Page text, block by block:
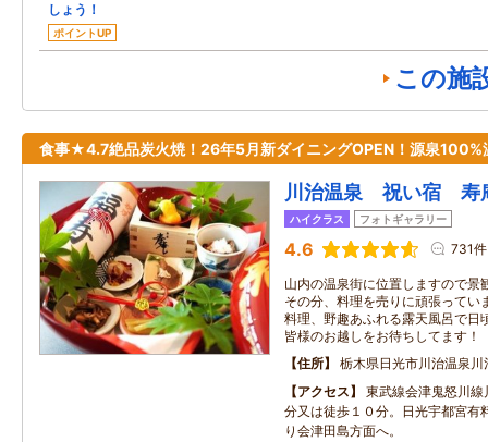
しょう！
ポイントUP
この施
食事★4.7絶品炭火焼！26年5月新ダイニングOPEN！源泉100%
川治温泉 祝い宿 寿
ハイクラス フォトギャラリー
4.6 731件
山内の温泉街に位置しますので景
その分、料理を売りに頑張ってい
料理、野趣あふれる露天風呂で日
皆様のお越しをお待ちしてます！
住所
栃木県日光市川治温泉川
アクセス
東武線会津鬼怒川
分又は徒歩１０分。日光宇都宮有
り会津田島方面へ。